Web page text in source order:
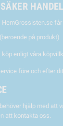
HANDEL
HemGrossisten.se får
på produkt)
köp enligt våra
före och efter
hjälp med att
att kontakta oss.